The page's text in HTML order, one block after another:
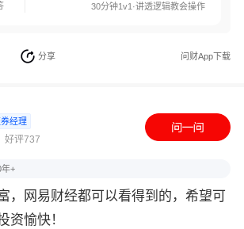
30分钟1v1·讲透逻辑教会操作
分享 问财App下载
经理
好评737
年+
，网易财经都可以看得到的，希望可
资愉快！